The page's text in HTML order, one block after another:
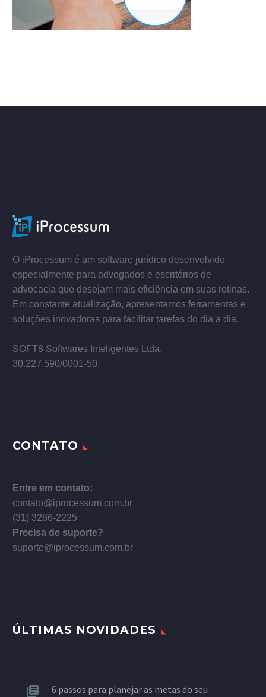
O iProcessum é um software jurídico desenvolvido
especialmente para advogados e escritórios de
advocacia que desejam mais eficiência em suas rotinas.
Em constante atualização, apresentamos ferramentas e
soluções inovadoras para facilitar tarefas do dia a dia.
SOFT8 Softwares Inteligentes Ltda.
30.227.590/0001­-50.
CONTATO
Entre em contato:
contato@iprocessum.com.br
(31) 3286-2225
Precisa de suporte?
suporte@iprocessum.com.br
ÚLTIMAS NOVIDADES
6 passos para planejar as metas do seu